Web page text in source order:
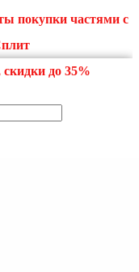
покупки частями с
скидки до 35%